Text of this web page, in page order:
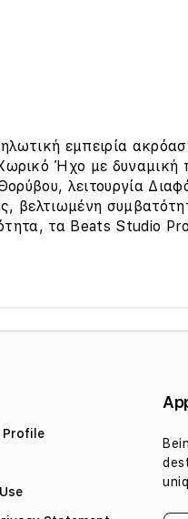
εμπειρία
Ήχο με δυναμική
λειτουργία
βελτιωμένη
τα Beats Studio
Profile